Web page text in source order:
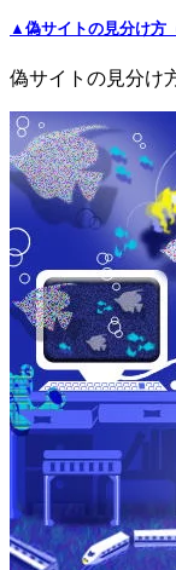
▲偽サイトの見分け方
偽サイトの見分け